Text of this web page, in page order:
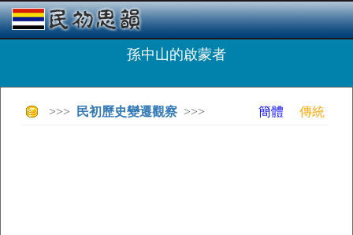
孫中山的啟蒙者
>>> 民初歷史變遷觀察 >>> 簡體 傳統